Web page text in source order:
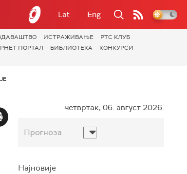
Lat Eng
ИСТРАЖИВАЊЕ
РТС КЛУБ
ПОРТАЛ БИБЛИОТЕКА
КОНКУРСИ
четвртак, 06. август 2026.
Прогноза
Најновије